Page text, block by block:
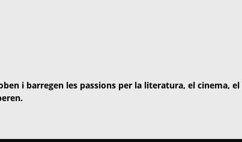
i barregen les passions per la literatura, el cinema,